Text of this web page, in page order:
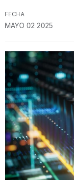
FECHA
MAYO 02 2025